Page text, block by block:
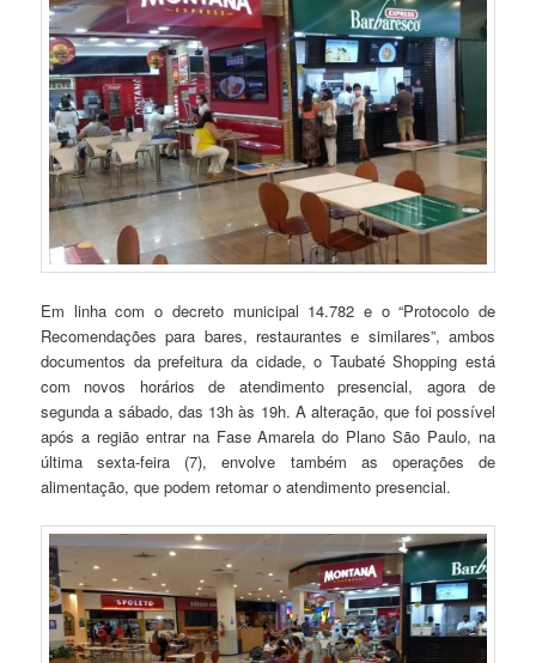
Em linha com o decreto municipal 14.782 e o “Protocolo de
Recomendações para bares, restaurantes e similares”, ambos
documentos da prefeitura da cidade, o Taubaté Shopping está
com novos horários de atendimento presencial, agora de
segunda a sábado, das 13h às 19h. A alteração, que foi possível
após a região entrar na Fase Amarela do Plano São Paulo, na
última sexta-feira (7), envolve também as operações de
alimentação, que podem retomar o atendimento presencial.